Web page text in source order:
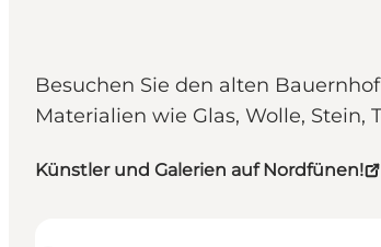
Besuchen Sie den alten
Materialien wie Glas, Wolle, Stein,
Künstler und Galerien auf Nordfünen!